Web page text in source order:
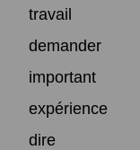
travail
demander
important
expérience
dire